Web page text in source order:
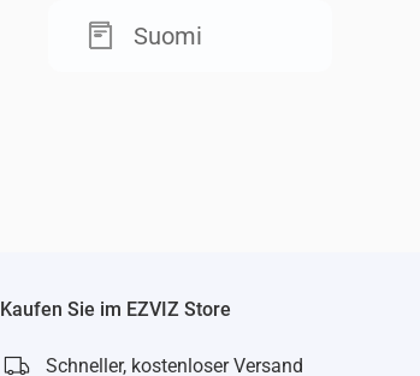
Suomi
Kaufen Sie im EZVIZ Store
Schneller, kostenloser Versand